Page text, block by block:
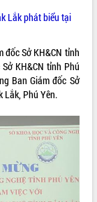
Lắk phát biểu tại
đốc Sở KH&CN tỉnh
KH&CN tỉnh Phú
Ban Giám đốc Sở
Lắk, Phú Yên.